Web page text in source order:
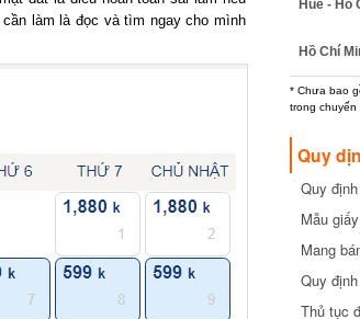
làm là đọc và tìm ngay cho mình
Huế - Hồ
Hồ Chí
* Chưa bao
trong chuyến
Quy
Quy
cần biết
Mẫu
Mang
Quy
Thủ tục